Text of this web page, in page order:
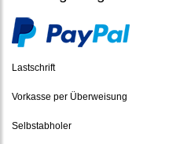
Lastschrift
Vorkasse per Überweisung
Selbstabholer